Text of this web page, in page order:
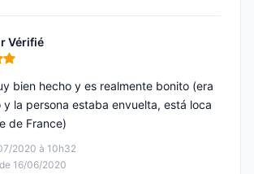
Vérifié
5
2020 à 10h32
16/06/2020
bien hecho y es realmente bonito (era
y la persona estaba envuelta, está loca
de France)